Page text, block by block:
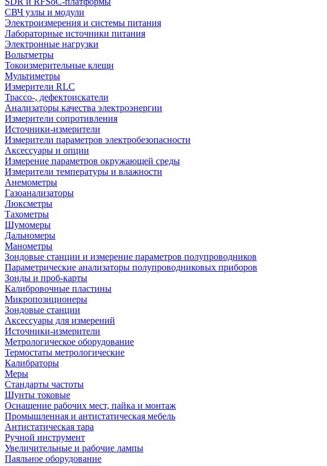
СВЧ узлы и модули
Электроизмерения и системы питания
Лабораторные источники питания
Электронные нагрузки
Вольтметры
Токоизмерительные клещи
Мультиметры
Измерители RLC
Трассо-, дефектоискатели
Анализаторы качества электроэнергии
Измерители сопротивления
Источники-измерители
Измерители параметров электробезопасности
Аксессуары и опции
Измерение параметров окружающей среды
Измерители температуры и влажности
Анемометры
Газоанализаторы
Люксметры
Тахометры
Шумомеры
Дальномеры
Манометры
Зондовые станции и измерение параметров полупроводников
Параметрические анализаторы полупроводниковых приборов
Зонды и проб-карты
Калибровочные пластины
Микропозиционеры
Зондовые станции
Аксессуары для измерений
Источники-измерители
Метрологическое оборудование
Термостаты метрологические
Калибраторы
Меры
Стандарты частоты
Шунты токовые
Оснащение рабочих мест, пайка и монтаж
Промышленная и антистатическая мебель
Антистатическая тара
Ручной инструмент
Увеличительные и рабочие лампы
Паяльное оборудование